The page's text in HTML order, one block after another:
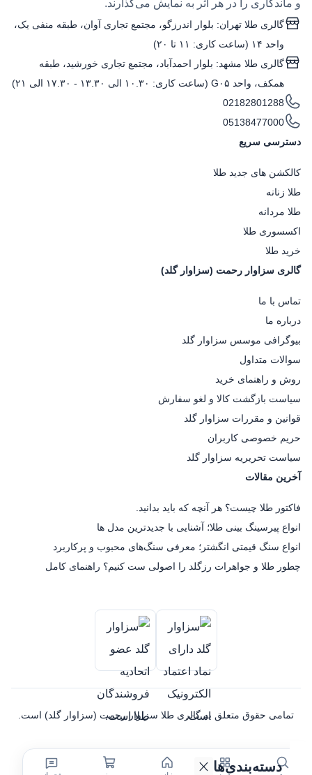
و ماندگاری را در هر اثر به نمایش می‌گذارند.
گالری طلا تهران: بلوار اندرزگو، مجتمع تجاری آوان، طبقه منفی یک،
واحد ۱۴ (ساعت کاری: ۱۱ تا ۲۰)
گالری طلا مشهد: بلوار احمدآباد، مجتمع تجاری خورشید، طبقه
همکف، واحد G۰۵ (ساعت کاری: ۱۰.۳۰ الی ۱۳.۳۰ - ۱۷.۳۰ الی ۲۱)
02182801288
05138477000
دسترسی سریع
کالکشن های جدید طلا
طلا زنانه
طلا مردانه
اکسسوری طلا
خرید طلا
گالری سزاوار رحمت (سزاوار گلد)
تماس با ما
درباره ما
بیوگرافی موسس سزاوار گلد
سوالات متداول
روش و راهنمای خرید
سیاست بازگشت کالا و لغو سفارش
قوانین و مقررات سزاوار گلد
حریم خصوصی کاربران
سیاست تحریریه سزاوار گلد
آخرین مقالات
فاکتور طلا چیست؟ هر آنچه که باید بدانید.
انواع پیرسینگ بینی طلا؛ آشنایی با جدیدترین مدل ها
انواع سنگ قیمتی انگشتر؛ معرفی سنگ‌های محبوب و پرکاربرد
چطور طلا و جواهرات رزگلد را اصولی ست کنیم؟ راهنمای کامل
تمامی حقوق متعلق به گالری طلا سزاوار رحمت (سزاوار گلد) است.
دسته‌بندی‌ها